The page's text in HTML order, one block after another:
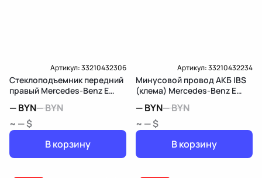
Артикул:33210432306
Стеклоподъемник передний
правый Mercedes-Benz E
—BYN—BYN
~ — $
В корзину
Артикул:33210432234
Минусовой провод АКБ IBS
(клема) Mercedes-Benz E
—BYN—BYN
~ — $
В корзину